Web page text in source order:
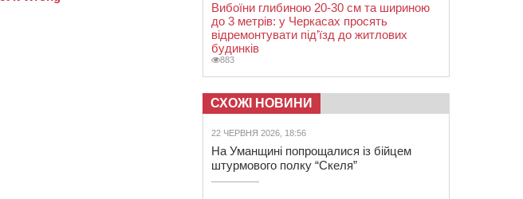
Вибоїни глибиною 20-30 см та шириною
до 3 метрів: у Черкасах просять
відремонтувати під’їзд до житлових
будинків
883
СХОЖІ НОВИНИ
22 ЧЕРВНЯ 2026, 18:56
На Уманщині попрощалися із бійцем
штурмового полку “Скеля”